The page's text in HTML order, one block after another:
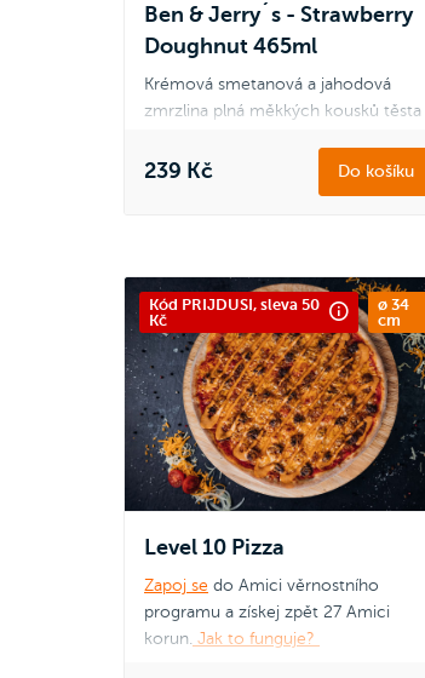
Ben & Jerry´s - Strawberry
Doughnut 465ml
Krémová smetanová a jahodová
zmrzlina plná měkkých kousků těsta
křupavé bílé kousky cukrovinky a
jemné jahodové víření, které každé
239 Kč Do košíku
Kód PRIJDUSI, sleva 50
Kč
ø 34
cm
Level 10 Pizza
Zapoj se do Amici věrnostního
programu a získej zpět 27 Amici
korun. Jak to funguje?